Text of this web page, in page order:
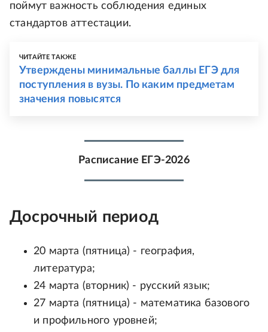
поймут важность соблюдения единых
стандартов аттестации.
ЧИТАЙТЕ ТАКЖЕ
Утверждены минимальные баллы ЕГЭ для
поступления в вузы. По каким предметам
значения повысятся
Расписание ЕГЭ-2026
Досрочный период
20 марта (пятница) - география,
литература;
24 марта (вторник) - русский язык;
27 марта (пятница) - математика базового
и профильного уровней;